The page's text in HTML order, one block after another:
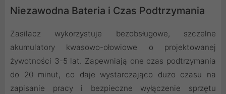
Niezawodna Bateria i Czas Podtrzymania
Zasilacz wykorzystuje bezobsługowe, szczelne
akumulatory kwasowo-ołowiowe o projektowanej
żywotności 3-5 lat. Zapewniają one czas podtrzymania
do 20 minut, co daje wystarczająco dużo czasu na
zapisanie pracy i bezpieczne wyłączenie sprzętu